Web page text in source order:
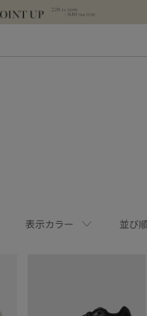
表示カラー 並び順